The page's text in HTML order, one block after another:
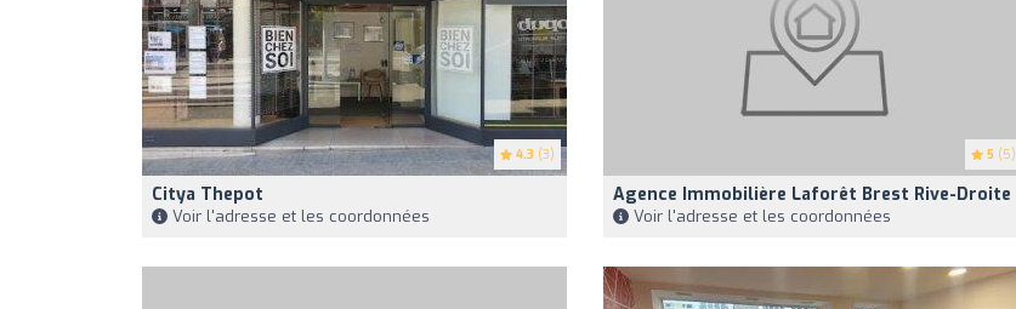
4.3 (3)
Citya Thepot
Voir l'adresse et les coordonnées
5 (5)
Agence Immobilière Laforêt Brest Rive-Droite
Voir l'adresse et les coordonnées